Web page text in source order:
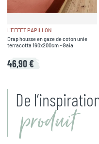
L'EFFET PAPILLON
Drap housse en gaze de coton unie
terracotta 160x200cm - Gaia
46,90 €
De
produit